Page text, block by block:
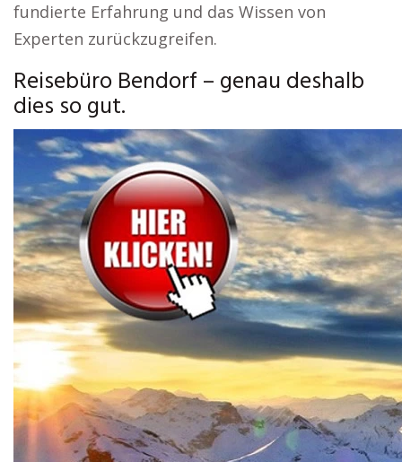
fundierte Erfahrung und das Wissen von
Experten zurückzugreifen.
Reisebüro Bendorf – genau deshalb
dies so gut.